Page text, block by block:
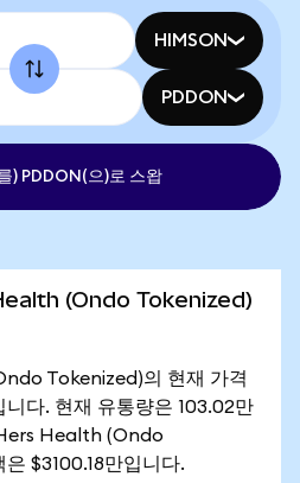
HIMSON
PDDON
) PDDON(으)로 스왑
(Ondo Tokenized)
Tokenized)의 현재 가격
다. 현재 유통량은 103.02만
Health (Ondo
$3100.18만입니다.